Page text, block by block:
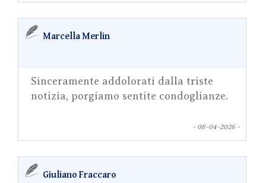
Marcella Merlin
Sinceramente addolorati dalla triste
notizia, porgiamo sentite condoglianze.
- 08-04-2026 -
Giuliano Fraccaro